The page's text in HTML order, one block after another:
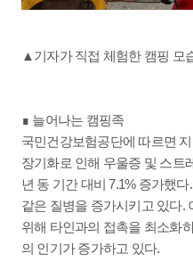
▲기자가 직접 체험한 캠핑 모
∎ 늘어나는 캠핑족
국민건강보험공단에 따르면
장기화로 인해 우울증 및 스트
년 동 기간 대비 7.1% 증가했
같은 질병을 증가시키고 있다.
위해 타인과의 접촉을 최소화
의 인기가 증가하고 있다.